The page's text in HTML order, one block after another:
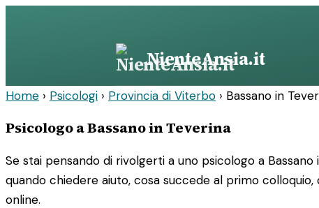
NienteAnsia.it
Home › Psicologi › Provincia di Viterbo › Bassano in
Psicologo a Bassano in Teverina
Se stai pensando di rivolgerti a uno psicologo a
quando chiedere aiuto, cosa succede al primo
online.